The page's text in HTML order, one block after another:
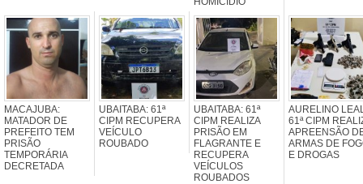
MACAJUBA:
MATADOR DE
PREFEITO TEM
PRISÃO
TEMPORÁRIA
DECRETADA
UBAITABA: 61ª
CIPM RECUPERA
VEÍCULO
ROUBADO
UBAITABA: 61ª
CIPM REALIZA
PRISÃO EM
FLAGRANTE E
RECUPERA
VEÍCULOS
ROUBADOS
AURELINO
61ª CIPM
APREENSÃO
ARMAS DE
E DROGAS